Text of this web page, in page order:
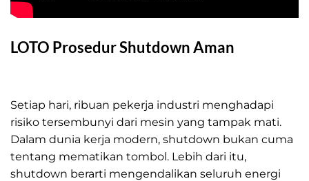
LOTO Prosedur Shutdown Aman
Setiap hari, ribuan pekerja industri menghadapi
risiko tersembunyi dari mesin yang tampak mati.
Dalam dunia kerja modern, shutdown bukan cuma
tentang mematikan tombol. Lebih dari itu,
shutdown berarti mengendalikan seluruh energi